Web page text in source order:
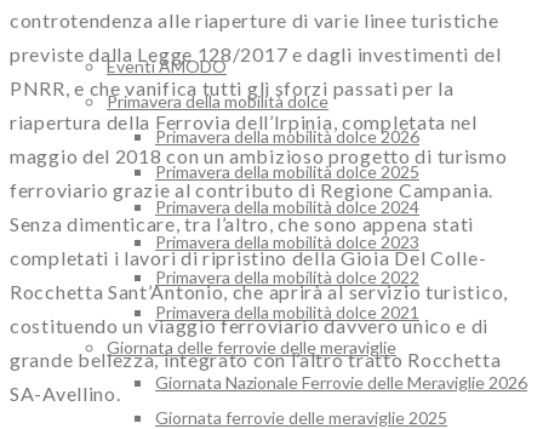
Eventi AMODO
Primavera della mobilità dolce
Primavera della mobilità dolce 2026
Primavera della mobilità dolce 2025
Primavera della mobilità dolce 2024
Primavera della mobilità dolce 2023
Primavera della mobilità dolce 2022
Primavera della mobilità dolce 2021
Giornata delle ferrovie delle meraviglie
Giornata Nazionale Ferrovie delle Meraviglie 2026
Giornata ferrovie delle meraviglie 2025
controtendenza alle riaperture di varie linee turistiche
previste dalla Legge 128/2017 e dagli investimenti del
PNRR, e che vanifica tutti gli sforzi passati per la
riapertura della Ferrovia dell’Irpinia, completata nel
maggio del 2018 con un ambizioso progetto di turismo
ferroviario grazie al contributo di Regione Campania.
Senza dimenticare, tra l’altro, che sono appena stati
completati i lavori di ripristino della Gioia Del Colle-
Rocchetta Sant’Antonio, che aprirà al servizio turistico,
costituendo un viaggio ferroviario davvero unico e di
grande bellezza, integrato con l’altro tratto Rocchetta
SA-Avellino.